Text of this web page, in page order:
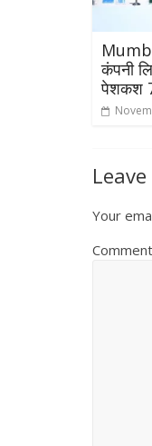
कंपनी
पेशकश
Your
Comment